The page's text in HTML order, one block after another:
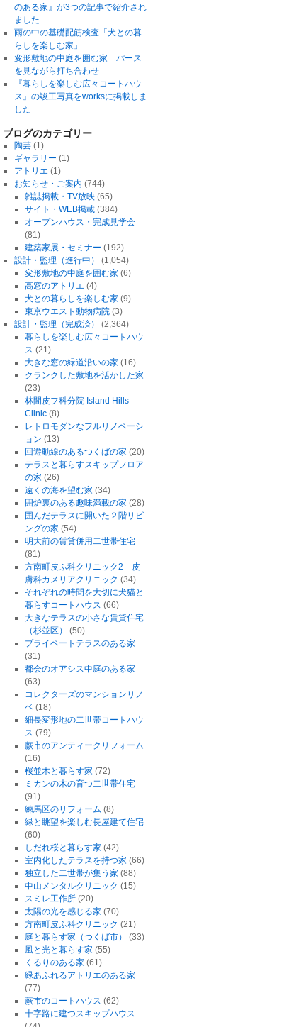
のある家』が3つの記事で紹介され
ました
雨の中の基礎配筋検査「犬との暮
らしを楽しむ家」
変形敷地の中庭を囲む家 パース
を見ながら打ち合わせ
『暮らしを楽しむ広々コートハウ
ス』の竣工写真をworksに掲載しま
した
ブログのカテゴリー
陶芸(1)
ギャラリー (1)
アトリエ(1)
お知らせ・ご案内 (744)
雑誌掲載・TV放映 (65)
サイト・WEB掲載 (384)
オープンハウス・完成見学会
(81)
建築家展・セミナー (192)
設計・監理（進行中）
(1,054)
変形敷地の中庭を囲む家 (6)
高窓のアトリエ (4)
犬との暮らしを楽しむ家 (9)
東京ウエスト動物病院 (3)
設計・監理（完成済）
(2,364)
暮らしを楽しむ広々コートハウ
ス (21)
大きな窓の緑道沿いの家 (16)
クランクした敷地を活かした家
(23)
林間皮フ科分院 Island Hills
Clinic (8)
レトロモダンなフルリノベーシ
ョン (13)
回遊動線のあるつくばの家 (20)
テラスと暮らすスキップフロア
の家 (26)
遠くの海を望む家 (34)
囲炉裏のある趣味満載の家 (28)
囲んだテラスに開いた２階リビ
ングの家 (54)
明大前の賃貸併用二世帯住宅
(81)
方南町皮ふ科クリニック2 皮
膚科カメリアクリニック (34)
それぞれの時間を大切に犬猫と
暮らすコートハウス (66)
大きなテラスの小さな賃貸住宅
（杉並区）
(50)
プライベートテラスのある家
(31)
都会のオアシス中庭のある家
(63)
コレクターズのマンションリノ
ベ (18)
細長変形地の二世帯コートハウ
ス (79)
蕨市のアンティークリフォーム
(16)
桜並木と暮らす家 (72)
ミカンの木の育つ二世帯住宅
(91)
練馬区のリフォーム (8)
緑と眺望を楽しむ長屋建て住宅
(60)
しだれ桜と暮らす家 (42)
室内化したテラスを持つ家 (66)
独立した二世帯が集う家 (88)
中山メンタルクリニック (15)
スミレ工作所 (20)
太陽の光を感じる家 (70)
方南町皮ふ科クリニック (21)
庭と暮らす家（つくば市）
(33)
風と光と暮らす家 (55)
くるりのある家 (61)
緑あふれるアトリエのある家
(77)
蕨市のコートハウス (62)
十字路に建つスキップハウス